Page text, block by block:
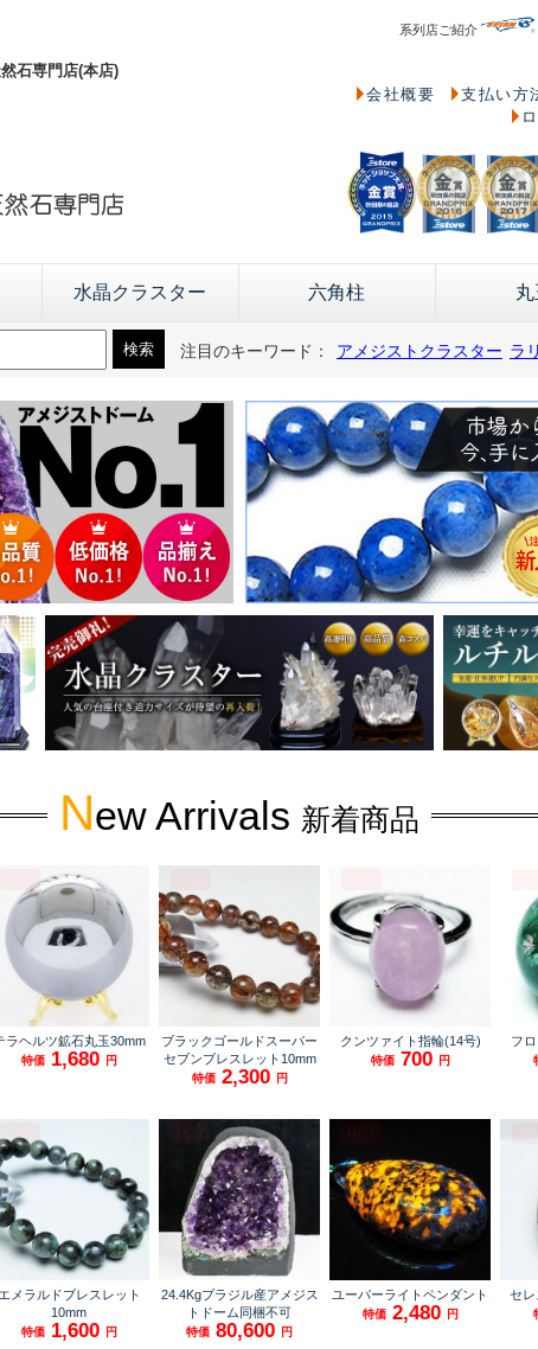
石専門店(本店)
系列店ご紹介
会社概要 支払い方
水晶クラスター 六角柱 丸
注目のキーワード： アメジストクラスター ラ